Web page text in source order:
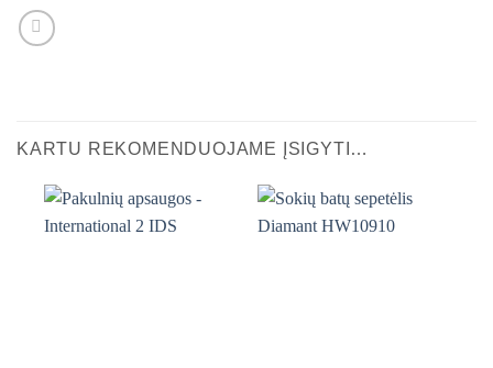
KARTU REKOMENDUOJAME ĮSIGYTI…